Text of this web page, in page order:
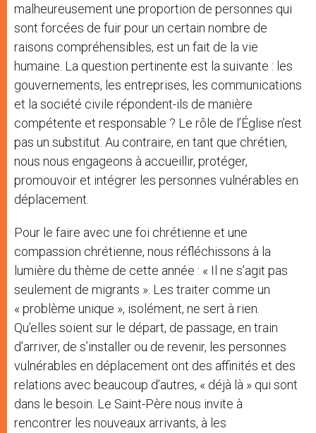
malheureusement une proportion de personnes qui
sont forcées de fuir pour un certain nombre de
raisons compréhensibles, est un fait de la vie
humaine. La question pertinente est la suivante : les
gouvernements, les entreprises, les communications
et la société civile répondent-ils de manière
compétente et responsable ? Le rôle de l’Église n’est
pas un substitut. Au contraire, en tant que chrétien,
nous nous engageons à accueillir, protéger,
promouvoir et intégrer les personnes vulnérables en
déplacement.
Pour le faire avec une foi chrétienne et une
compassion chrétienne, nous réfléchissons à la
lumière du thème de cette année : « Il ne s’agit pas
seulement de migrants ». Les traiter comme un
« problème unique », isolément, ne sert à rien.
Qu’elles soient sur le départ, de passage, en train
d’arriver, de s’installer ou de revenir, les personnes
vulnérables en déplacement ont des affinités et des
relations avec beaucoup d’autres, « déjà là » qui sont
dans le besoin. Le Saint-Père nous invite à
rencontrer les nouveaux arrivants, à les